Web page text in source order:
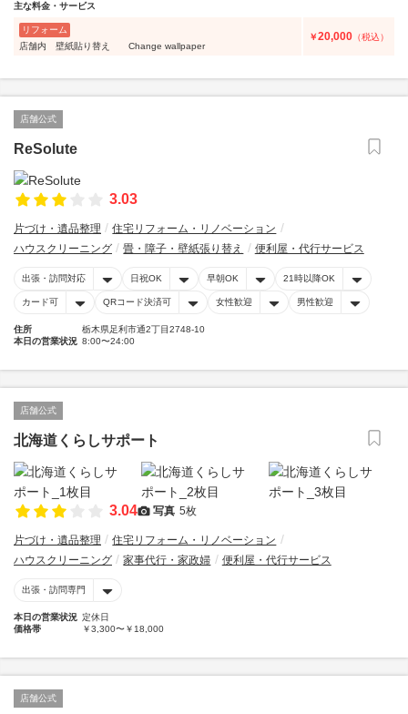
主な料金・サービス
リフォーム
店舗内 壁紙貼り替え Change wallpaper
￥20,000 （税込）
店舗公式
ReSolute
3.03
片づけ・遺品整理
住宅リフォーム・リノベーション
ハウスクリーニング
畳・障子・壁紙張り替え 便利屋・代行サービス
出張・訪問対応 日祝OK 早朝OK 21時以降OK
カード可 QRコード決済可 女性歓迎 男性歓迎
住所
栃木県足利市通2丁目2748-10
本日の営業状況 8:00〜24:00
店舗公式
北海道くらしサポート
3.04 写真 5枚
片づけ・遺品整理
住宅リフォーム・リノベーション
ハウスクリーニング
家事代行・家政婦 便利屋・代行サービス
出張・訪問専門
本日の営業状況 定休日
価格帯
￥3,300〜￥18,000
店舗公式